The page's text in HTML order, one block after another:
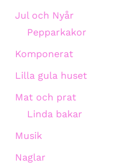
Jul och Nyår
Pepparkakor
Komponerat
Lilla gula huset
Mat och prat
Linda bakar
Musik
Naglar